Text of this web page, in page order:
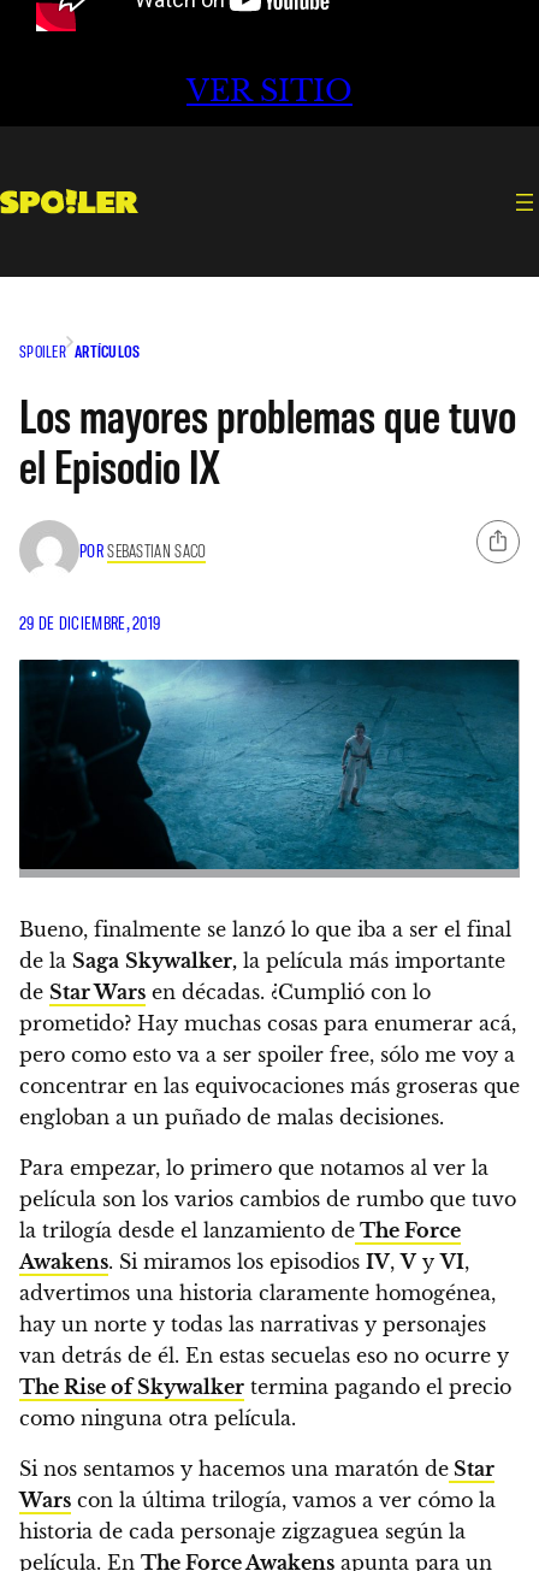
VER SITIO
SPOILER ARTÍCULOS
Los mayores problemas que tuvo
el Episodio IX
PORSEBASTIAN SACO
29 DE DICIEMBRE, 2019
Bueno, finalmente se lanzó lo que iba a ser el final
de la Saga Skywalker, la película más importante
de Star Wars en décadas. ¿Cumplió con lo
prometido? Hay muchas cosas para enumerar acá,
pero como esto va a ser spoiler free, sólo me voy a
concentrar en las equivocaciones más groseras que
engloban a un puñado de malas decisiones.
Para empezar, lo primero que notamos al ver la
película son los varios cambios de rumbo que tuvo
la trilogía desde el lanzamiento de The Force
Awakens. Si miramos los episodios IV,VyVI,
advertimos una historia claramente homogénea,
hay un norte y todas las narrativas y personajes
van detrás de él. En estas secuelas eso no ocurre y
The Rise of Skywalker termina pagando el precio
como ninguna otra película.
Si nos sentamos y hacemos una maratón de Star
Wars con la última trilogía, vamos a ver cómo la
historia de cada personaje zigzaguea según la
película. En The Force Awakens apunta para un